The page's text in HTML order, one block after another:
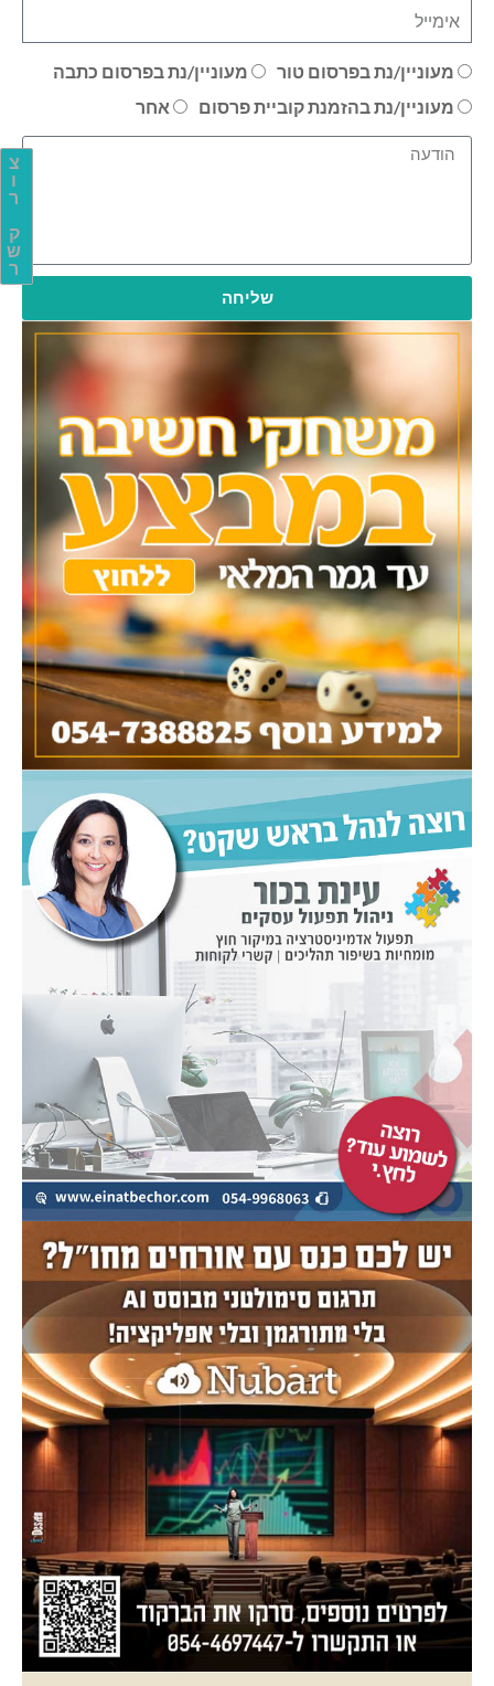
צ
ו
ר
ק
ש
ר
מעוניין/נת בפרסום טור
מעוניין/נת בפרסום כתבה
מעוניין/נת בהזמנת קוביית פרסום
אחר
שליחה